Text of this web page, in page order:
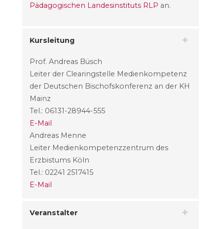
Pädagogischen Landesinstituts RLP an.
Kursleitung
Prof. Andreas Büsch
Leiter der Clearingstelle Medienkompetenz
der Deutschen Bischofskonferenz an der KH
Mainz
Tel.: 06131-28944-555
E-Mail
Andreas Menne
Leiter Medienkompetenzzentrum des
Erzbistums Köln
Tel.: 02241 2517415
E-Mail
Veranstalter